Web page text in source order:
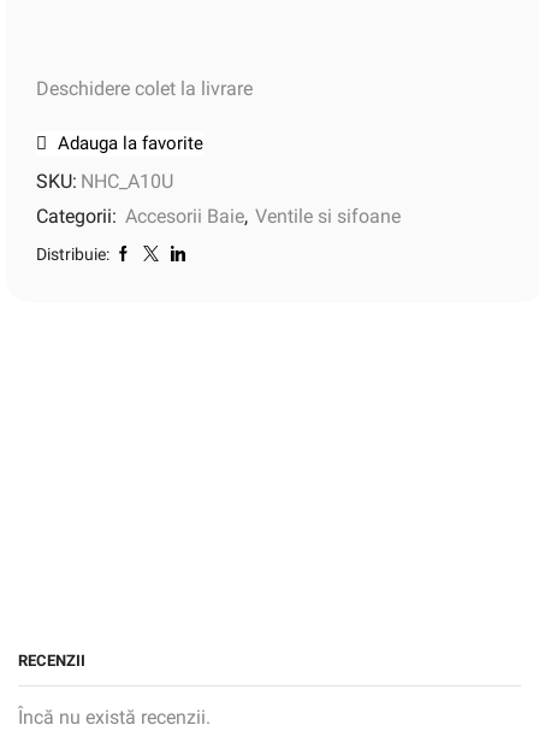
Deschidere colet la livrare
Adauga la favorite
SKU: NHC_A10U
Categorii: Accesorii Baie, Ventile si sifoane
Distribuie:
RECENZII
Încă nu există recenzii.